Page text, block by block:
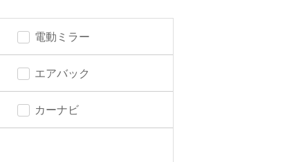
電動ミラー
エアバック
カーナビ